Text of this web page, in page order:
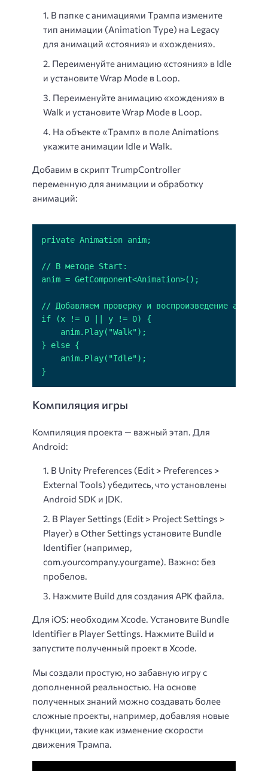
В папке с анимациями Трампа измените
тип анимации (Animation Type) на Legacy
для анимаций «стояния» и «хождения».
Переименуйте анимацию «стояния» в Idle
и установите Wrap Mode в Loop.
Переименуйте анимацию «хождения» в
Walk и установите Wrap Mode в Loop.
На объекте «Трамп» в поле Animations
укажите анимации Idle и Walk.
Добавим в скрипт TrumpController
переменную для анимации и обработку
анимаций:
}
Компиляция игры
Компиляция проекта — важный этап. Для
Android:
В Unity Preferences (Edit > Preferences >
External Tools) убедитесь, что установлены
Android SDK и JDK.
В Player Settings (Edit > Project Settings >
Player) в Other Settings установите Bundle
Identifier (например,
com.yourcompany.yourgame). Важно: без
пробелов.
Нажмите Build для создания APK файла.
Для iOS: необходим Xcode. Установите Bundle
Identifier в Player Settings. Нажмите Build и
запустите полученный проект в Xcode.
Мы создали простую, но забавную игру с
дополненной реальностью. На основе
полученных знаний можно создавать более
сложные проекты, например, добавляя новые
функции, такие как изменение скорости
движения Трампа.